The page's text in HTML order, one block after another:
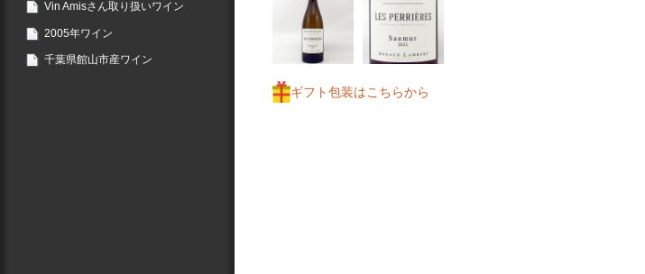
Vin Amisさん取り扱いワイン
2005年ワイン
千葉県館山市産ワイン
ギフト包装はこちらから